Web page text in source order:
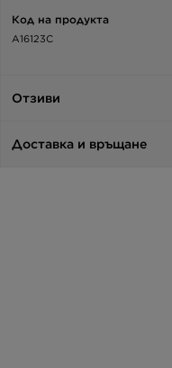
Код на продукта
A16123C
Отзиви
Доставка и връщане